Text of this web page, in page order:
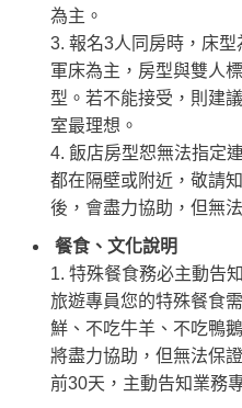
為主。
3. 報名3人同房時，床
軍床為主，房型與雙人
型。若不能接受，則建
室最理想。
4. 飯店房型恕無法指定
都在隔壁或附近，敬請
後，會盡力協助，但無法
餐食、文化說明
1. 特殊餐食務必主動告
旅遊專員您的特殊餐食
鮮、不吃牛羊、不吃鴨
將盡力協助，但無法保
前30天，主動告知業務